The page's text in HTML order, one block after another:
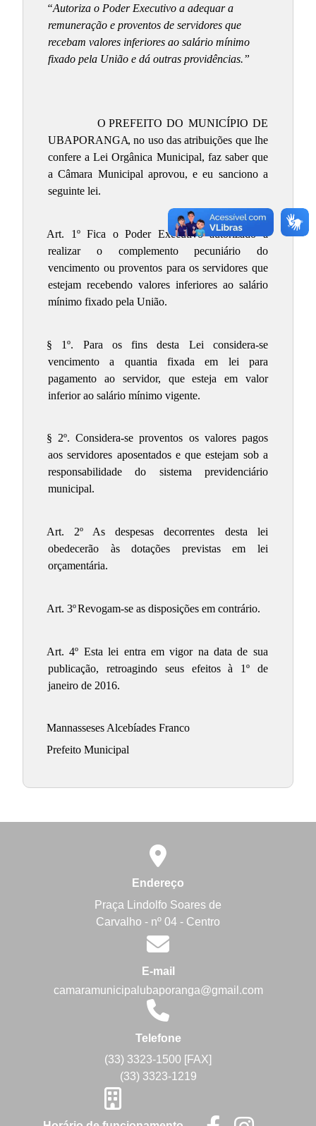
“Autoriza o Poder Executivo a adequar a
remuneração e proventos de servidores que
recebam valores inferiores ao salário mínimo
fixado pela União e dá outras providências.”
OPREFEITO DO MUNICÍPIO DE
UBAPORANGA, no uso das atribuições que lhe
confere a Lei Orgânica Municipal, faz saber que
a Câmara Municipal aprovou, e eu sanciono a
seguinte lei.
Art. 1º Fica o Poder Executivo autorizado a
realizar o complemento pecuniário do
vencimento ou proventos para os servidores que
estejam recebendo valores inferiores ao salário
mínimo fixado pela União.
§ 1º. Para os fins desta Lei considera-se
vencimento a quantia fixada em lei para
pagamento ao servidor, que esteja em valor
inferior ao salário mínimo vigente.
§ 2º. Considera-se proventos os valores pagos
aos servidores aposentados e que estejam sob a
responsabilidade do sistema previdenciário
municipal.
Art. 2º
As despesas decorrentes desta lei
obedecerão às dotações previstas em lei
orçamentária.
Art. 3ºRevogam-se as disposições em contrário.
Art. 4º Esta lei entra em vigor na data de sua
publicação, retroagindo seus efeitos à 1º de
janeiro de 2016.
Mannasseses Alcebíades Franco
Prefeito Municipal
Endereço
Praça Lindolfo Soares de
Carvalho - nº 04 - Centro
E-mail
camaramunicipalubaporanga@gmail.com
Telefone
(33) 3323-1500 [FAX]
(33) 3323-1219